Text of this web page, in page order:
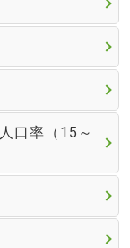
口率（15～